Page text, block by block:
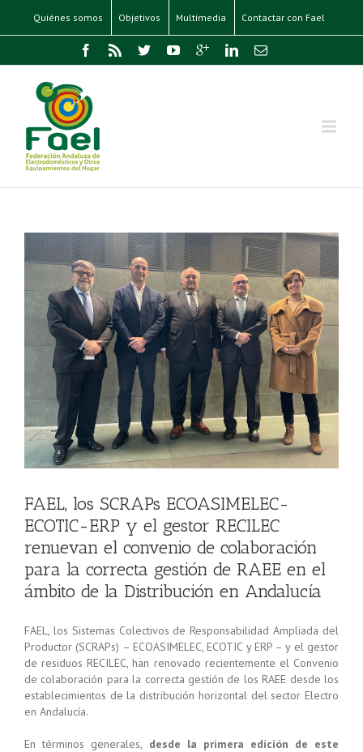
Quiénes somos Objetivos Multimedia Contactar con Fael
FAEL, los SCRAPs ECOASIMELEC-
ECOTIC-ERP y el gestor RECILEC
renuevan el convenio de colaboración
para la correcta gestión de RAEE en el
ámbito de la Distribución en Andalucía
FAEL, los Sistemas Colectivos de Responsabilidad Ampliada del
Productor (SCRAPs) – ECOASIMELEC, ECOTIC y ERP – y el gestor
de residuos RECILEC, han renovado recientemente el Convenio
de colaboración para la correcta gestión de los RAEE desde los
establecimientos de la distribución horizontal del sector Electro
en Andalucía.
En términos generales, desde la primera edición de este